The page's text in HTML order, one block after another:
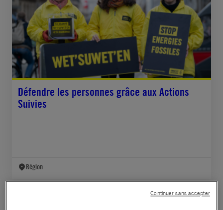
Défendre les personnes grâce aux Actions
Suivies
Région
Continuer sans accepter